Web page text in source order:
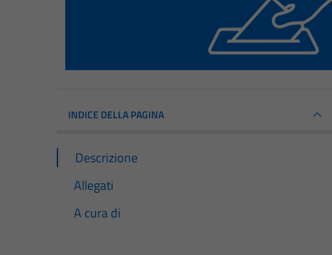
INDICE DELLA PAGINA
Descrizione
Allegati
A cura di